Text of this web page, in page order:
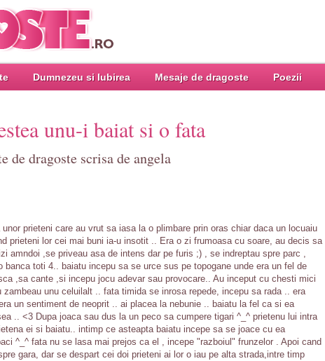
Dumnezeu si Iubirea Mesaje de dragoste Poezii
unu-i baiat si o fata
de dragoste scrisa de angela
prieteni care au vrut sa iasa la o plimbare prin oras chiar daca un locuaiu
prieteni lor cei mai buni ia-u insotit .. Era o zi frumoasa cu soare, au decis sa
amndoi ,se priveau asa de intens dar pe furis ;) , se indreptau spre parc ,
banca toti 4.. baiatu incepu sa se urce sus pe topogane unde era un fel de
,sa cante ,si incepu jocu adevar sau provocare.. Au inceput cu chesti mici
unu celuilalt .. fata timida se inrosa repede, incepu sa rada .. era
un sentiment de neoprit .. ai placea la nebunie .. baiatu la fel ca si ea
.. <3 Dupa joaca sau dus la un peco sa cumpere tigari ^_^ prietenu lui intra
ei si baiatu.. intimp ce asteapta baiatu incepe sa se joace cu ea
^_^ fata nu se lasa mai prejos ca el , incepe "razboiul" frunzelor . Apoi cand
gara, dar se despart cei doi prieteni ai lor o iau pe alta strada,intre timp